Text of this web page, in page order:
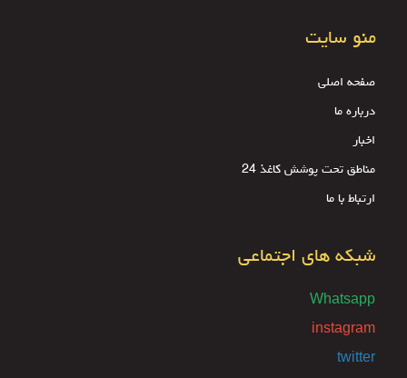
منو سایت
صفحه اصلی
درباره ما
اخبار
مناطق تحت پوشش کاغذ 24
ارتباط با ما
شبکه های اجتماعی
Whatsapp
instagram
twitter